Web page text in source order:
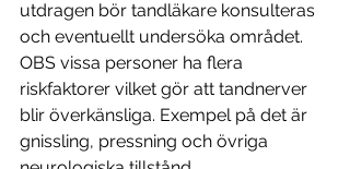
utdragen bör tandläkare konsulteras
och eventuellt undersöka området.
OBS vissa personer ha flera
riskfaktorer vilket gör att tandnerver
blir överkänsliga. Exempel på det är
gnissling, pressning och övriga